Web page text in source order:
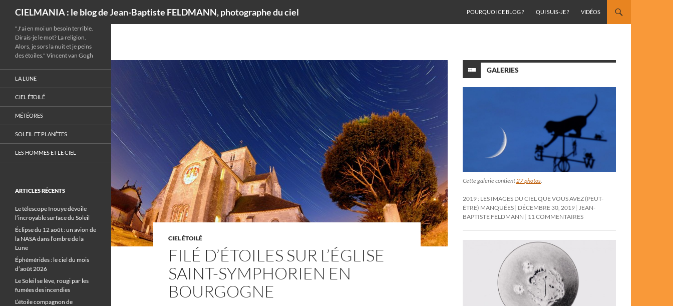
CIELMANIA : le blog de Jean-Baptiste FELDMANN, photographe du ciel
POURQUOI CE BLOG ?
QUI SUIS-JE ? VIDÉOS
CIEL ÉTOILÉ
FILÉ D’ÉTOILES SUR L’ÉGLISE
SAINT-SYMPHORIEN EN
BOURGOGNE
GALERIES
Cette galerie contient27 photos.
2019 : LES IMAGES DU CIEL QUE VOUS AVEZ (PEUT-
ÊTRE) MANQUÉES DÉCEMBRE 30, 2019 JEAN-
BAPTISTE FELDMANN
11 COMMENTAIRES
"J'ai en moi un besoin terrible.
Dirais-je le mot? La religion.
Alors, je sors la nuit et je peins
des étoiles." Vincent van Gogh
LA LUNE
CIEL ÉTOILÉ
MÉTÉORES
SOLEIL ET PLANÈTES
LES HOMMES ET LE CIEL
ARTICLES RÉCENTS
Le télescope Inouye dévoile
l’incroyable surface du Soleil
Éclipse du 12 août : un avion de
la NASA dans l’ombre de la
Lune
Éphémérides : le ciel du mois
d’août 2026
Le Soleil se lève, rougi par les
fumées des incendies
L’étoile compagnon de